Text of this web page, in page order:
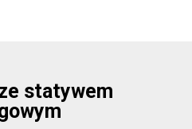
statywem